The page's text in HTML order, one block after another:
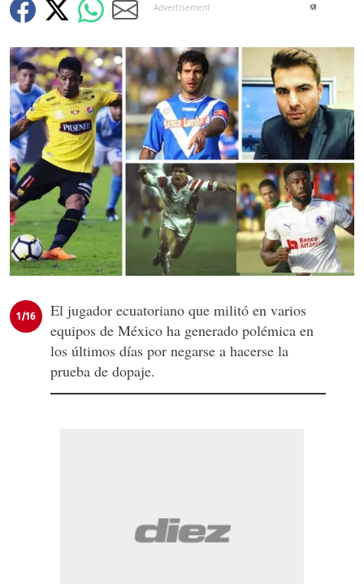
1/16
El jugador ecuatoriano que militó en varios
equipos de México ha generado polémica en
los últimos días por negarse a hacerse la
prueba de dopaje.
X